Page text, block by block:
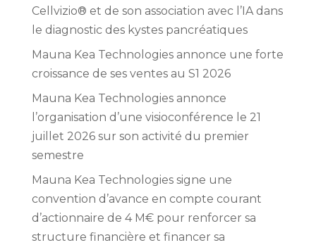
Cellvizio® et de son association avec l’IA dans
le diagnostic des kystes pancréatiques
Mauna Kea Technologies annonce une forte
croissance de ses ventes au S1 2026
Mauna Kea Technologies annonce
l’organisation d’une visioconférence le 21
juillet 2026 sur son activité du premier
semestre
Mauna Kea Technologies signe une
convention d’avance en compte courant
d’actionnaire de 4 M€ pour renforcer sa
structure financière et financer sa